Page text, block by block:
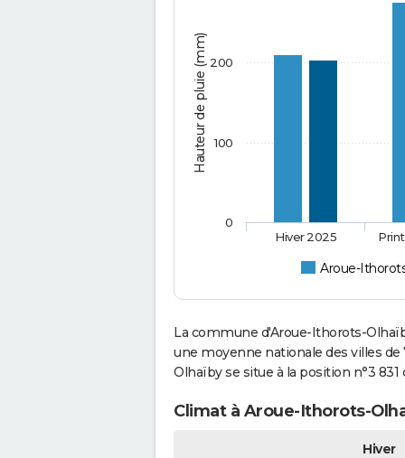
Hauteur de pluie (mm)
Aroue-
Hiver 2025
0
100
200
La commune d'Aroue-Ithorots-
une moyenne nationale des villes
Olhaïby se situe à la position n°3
Climat à Aroue-Ithorots-
Hiver